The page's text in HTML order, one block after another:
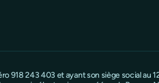
918 243 403 et ayant son siège social au